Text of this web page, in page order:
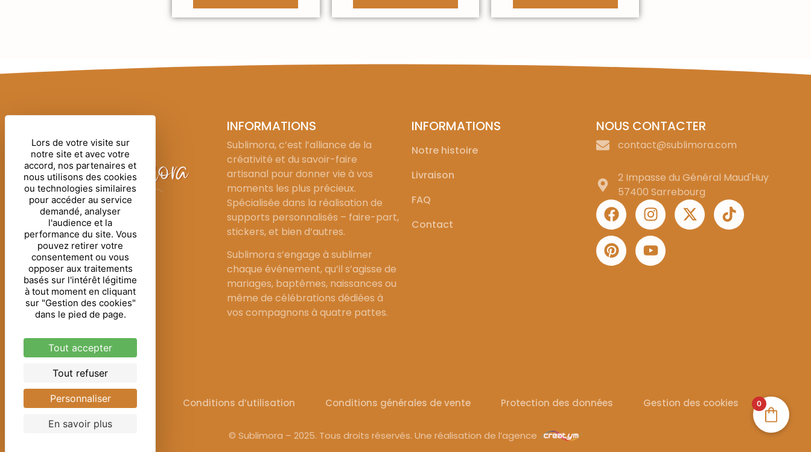
INFORMATIONS
Sublimora, c’est l’alliance de la
créativité et du savoir-faire
artisanal pour donner vie à vos
moments les plus précieux.
Spécialisée dans la réalisation de
supports personnalisés – faire-part,
stickers, et bien d’autres.
Sublimora s’engage à sublimer
chaque événement, qu’il s’agisse de
mariages, baptêmes, naissances ou
même de célébrations dédiées à
vos compagnons à quatre pattes.
INFORMATIONS
Notre histoire
Livraison
FAQ
Contact
NOUS CONTACTER
contact@sublimora.com
2 Impasse du Général Maud'Huy
57400 Sarrebourg
Mentions légales Conditions d’utilisation Conditions générales de vente Protection des données Gestion des cookies
© Sublimora – 2025. Tous droits réservés. Une réalisation de l’agence
0
Lors de votre visite sur
notre site et avec votre
accord, nos partenaires et
nous utilisons des cookies
ou technologies similaires
pour accéder au service
demandé, analyser
l'audience et la
performance du site. Vous
pouvez retirer votre
consentement ou vous
opposer aux traitements
basés sur l'intérêt légitime
à tout moment en cliquant
sur "Gestion des cookies"
dans le pied de page.
Tout accepter
Tout refuser
Personnaliser
En savoir plus